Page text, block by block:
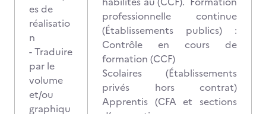
es de
réalisatio
n
- Traduire
par le
volume
et/ou
graphiqu
professionnelle continue
(Établissements publics) :
Contrôle en cours de
formation (CCF)
Scolaires (Établissements
privés hors contrat)
Apprentis (CFA et sections